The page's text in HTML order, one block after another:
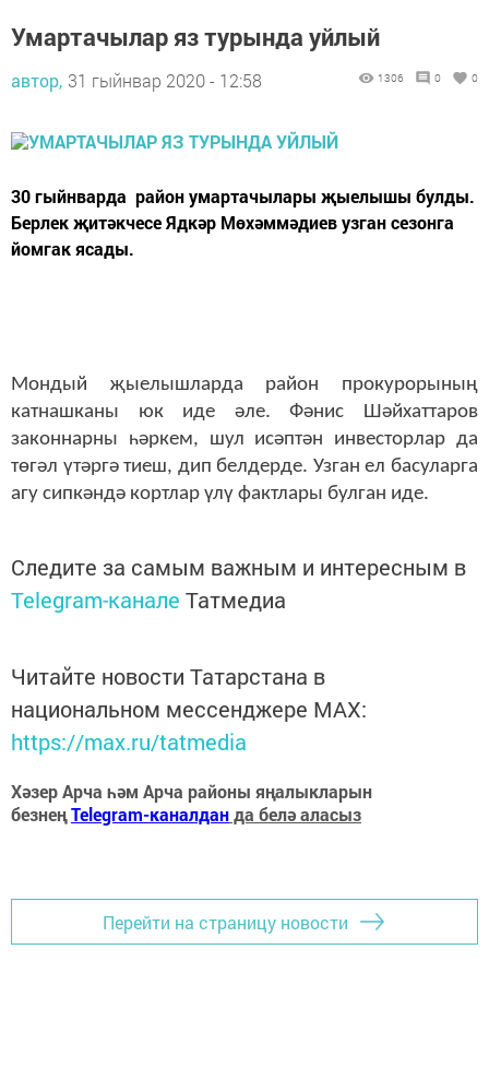
Умартачылар яз турында уйлый
автор, 31 гыйнвар 2020 - 12:58 1306 0 0
30 гыйнварда район умартачылары җыелышы булды.
Берлек җитәкчесе Ядкәр Мөхәммәдиев узган сезонга
йомгак ясады.
Мондый җыелышларда район прокурорының
катнашканы юк иде әле. Фәнис Шәйхаттаров
законнарны һәркем, шул исәптән инвесторлар да
төгәл үтәргә тиеш, дип белдерде. Узган ел басуларга
агу сипкәндә кортлар үлү фактлары булган иде.
Следите за самым важным и интересным в
Telegram-канале Татмедиа
Читайте новости Татарстана в
национальном мессенджере MАХ:
https://max.ru/tatmedia
Хәзер Арча һәм Арча районы яңалыкларын
безнеңTelegram-каналданда белә аласыз
Перейти на страницу новости